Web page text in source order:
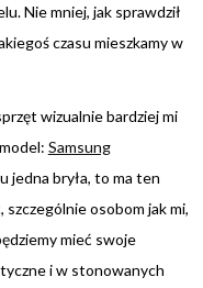
Nie mniej, jak sprawdził
czasu mieszkamy w
wizualnie bardziej mi
Samsung
jedna bryła, to ma ten
osobom jak mi,
mieć swoje
i w stonowanych